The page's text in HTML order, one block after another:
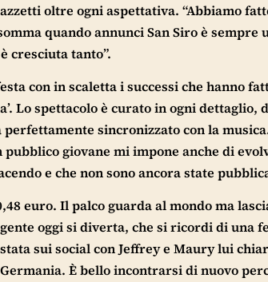
oltre ogni aspettativa. “Abbiamo
quando annunci San Siro è sempre
cresciuta tanto”.
con in scaletta i successi che hanno
Lo spettacolo è curato in ogni dettaglio,
sincronizzato con la
giovane mi impone anche di
e che non sono ancora state
euro. Il palco guarda al mondo ma
oggi si diverta, che si ricordi di una
sui social con Jeffrey e Maury lui
È bello incontrarsi di nuovo